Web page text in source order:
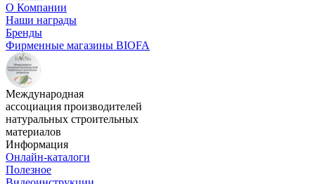
О Компании
Наши награды
Бренды
Фирменные магазины BIOFA
Международная
ассоциация производителей
натуральных строительных
материалов
Информация
Онлайн-каталоги
Полезное